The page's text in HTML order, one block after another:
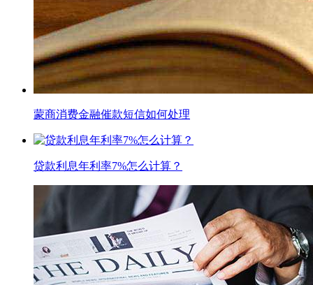
蒙商消费金融催款短信如何处理
贷款利息年利率7%怎么计算？